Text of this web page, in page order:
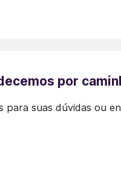
por
para suas dúvidas ou